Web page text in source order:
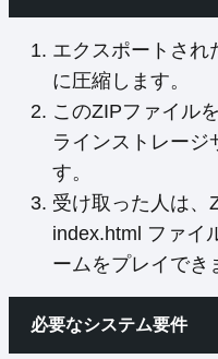
エクスポートされ
に圧縮します。
このZIPファイル
ラインストレージ
す。
受け取った人は、
index.html ファイ
ームをプレイでき
必要なシステム要件